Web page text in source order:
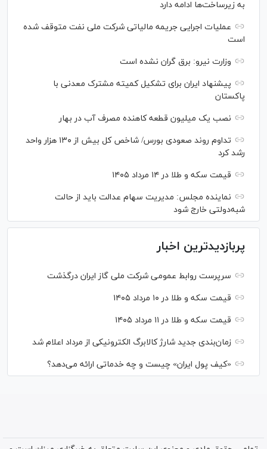
به زیرساخت‌ها ادامه دارد
عملیات اجرایی جریمه مالیاتی شرکت ملی نفت متوقف شده
است
وزارت نیرو: برق گران نشده است
پیشنهاد ایران برای تشکیل کمیته مشترک معدنی با
پاکستان
نصب یک میلیون قطعه کاهنده مصرف آب در بهار
تداوم روند صعودی بورس/ شاخص کل بیش از ۱۳۰ هزار واحد
رشد کرد
قیمت سکه و طلا در ۱۴ مرداد ۱۴۰۵
نماینده مجلس: مدیریت سهام عدالت باید از حالت
شبه‌دولتی خارج شود
پربازدیدترین اخبار
سرپرست روابط عمومی شرکت ملی گاز ایران درگذشت
قیمت سکه و طلا در ۱۰ مرداد ۱۴۰۵
قیمت سکه و طلا در ۱۱ مرداد ۱۴۰۵
زمان‌بندی جدید شارژ کالابرگ الکترونیکی از مرداد اعلام شد
«کیف پول ایران» چیست و چه خدماتی ارائه می‌دهد؟